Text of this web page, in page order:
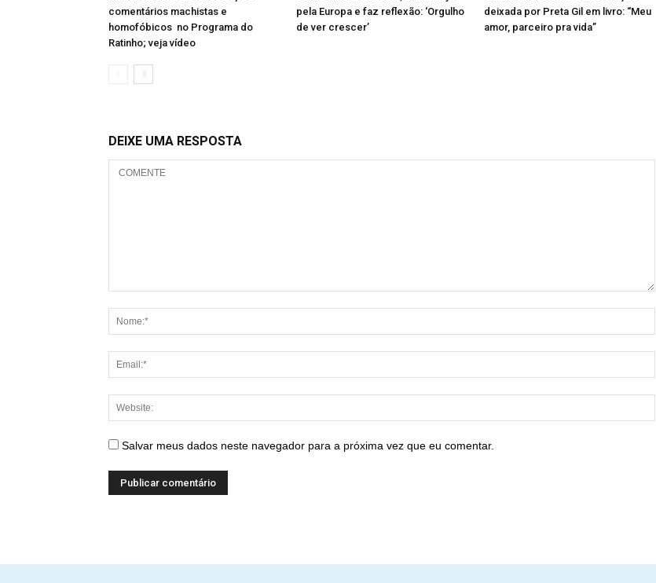
comentários machistas e
homofóbicos no Programa do
Ratinho; veja vídeo
pela Europa e faz reflexão: ‘Orgulho
de ver crescer’
deixada por Preta Gil em livro: “Meu
amor, parceiro pra vida”
DEIXE UMA RESPOSTA
Salvar meus dados neste navegador para a próxima vez que eu comentar.